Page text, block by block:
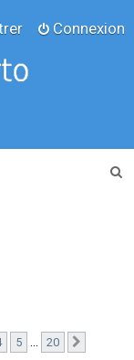
Connexion
5 … 20